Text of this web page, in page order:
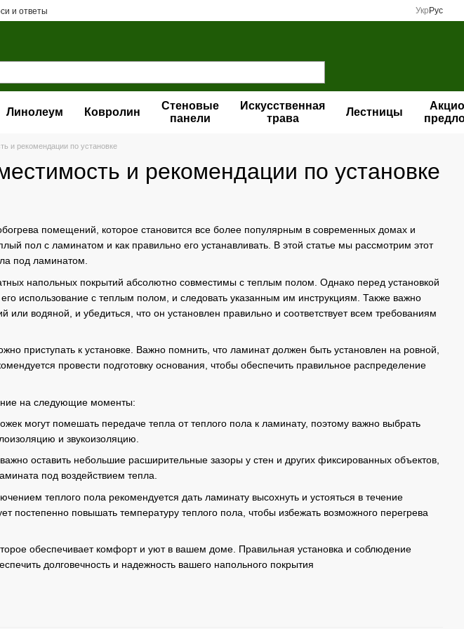
и ответы Укр Рус
Линолеум Ковролин
Стеновые
панели
Искусственная
трава
Лестницы
и рекомендации по установке
и рекомендации по установке
помещений, которое становится все более популярным в современных домах и
пол с ламинатом и как правильно его устанавливать. В этой статье мы рассмотрим этот
под ламинатом.
напольных покрытий абсолютно совместимы с теплым полом. Однако перед установкой
использование с теплым полом, и следовать указанным им инструкциям. Также важно
или водяной, и убедиться, что он установлен правильно и соответствует всем требованиям
приступать к установке. Важно помнить, что ламинат должен быть установлен на ровной,
провести подготовку основания, чтобы обеспечить правильное распределение
на следующие моменты:
могут помешать передаче тепла от теплого пола к ламинату, поэтому важно выбрать
и звукоизоляцию.
оставить небольшие расширительные зазоры у стен и других фиксированных объектов,
под воздействием тепла.
теплого пола рекомендуется дать ламинату высохнуть и устояться в течение
постепенно повышать температуру теплого пола, чтобы избежать возможного перегрева
обеспечивает комфорт и уют в вашем доме. Правильная установка и соблюдение
долговечность и надежность вашего напольного покрытия